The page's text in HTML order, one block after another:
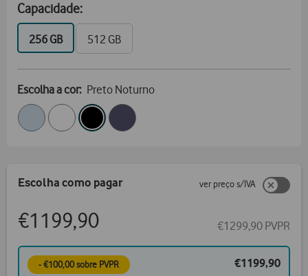
Capacidade:
256 GBGB 512 GBGB
Escolha a cor: Preto Noturno
Escolha como pagar ver preço s/IVA
€1199,90 €1299,90 PVPR
- €100,00 sobre PVPR €1199,90